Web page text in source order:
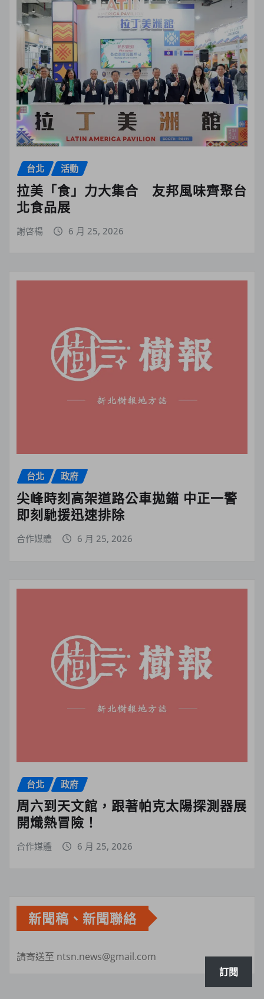
台北 活動
拉美「食」力大集合 友邦風味齊聚台
北食品展
謝啓楊 6 月 25, 2026
台北 政府
尖峰時刻高架道路公車拋錨 中正一警
即刻馳援迅速排除
合作媒體 6 月 25, 2026
台北 政府
周六到天文館，跟著帕克太陽探測器展
開熾熱冒險！
合作媒體 6 月 25, 2026
新聞稿、新聞聯絡
請寄送至 ntsn.news@gmail.com
訂閱